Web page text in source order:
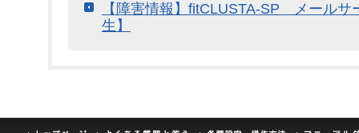
【障害情報】fitCLUSTA-SP メールサ
生】